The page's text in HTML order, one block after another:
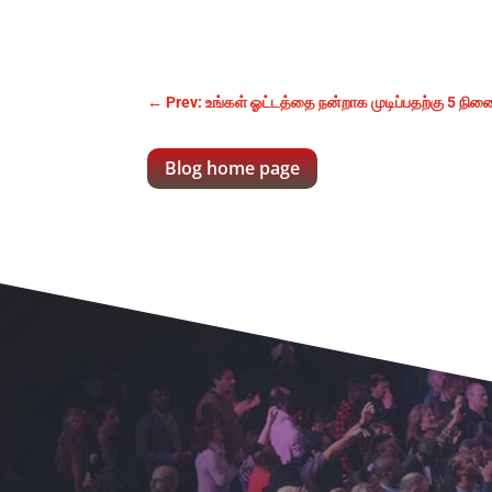
←Prev: உங்கள் ஓட்டத்தை நன்றாக முடிப்பதற்கு 5
Blog home page